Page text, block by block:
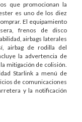
que promocionan la
es uno de los diez
El equipamiento
frenos de disco
airbags laterales
airbag de rodilla del
la advertencia de
mitigación de colisión.
Starlink a menú de
de comunicaciones
y la notificación